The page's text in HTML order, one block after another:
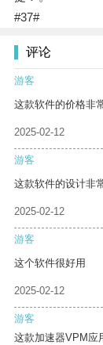
#37#
评论
游客
这款软件的价格非
2025-02-12
游客
这款软件的设计非
2025-02-12
游客
这个软件很好用
2025-02-12
游客
这款加速器VPM应